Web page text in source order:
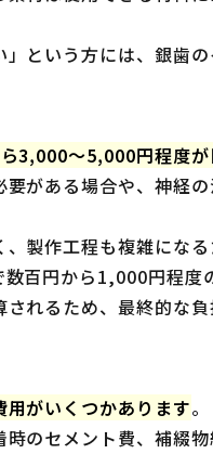
という方には、銀歯
3,000〜5,000円程度が
がある場合や、神経
製作工程も複雑になる
百円から1,000円程度
れるため、最終的な
がいくつかあります。
のセメント費、補綴